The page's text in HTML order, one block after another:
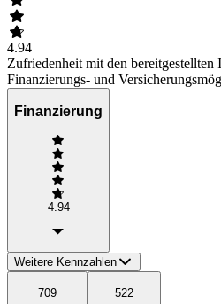
4.94
Zufriedenheit mit den bereitgestellten
Finanzierungs- und
Finanzierung
4.94
Weitere Kennzahlen
709
522